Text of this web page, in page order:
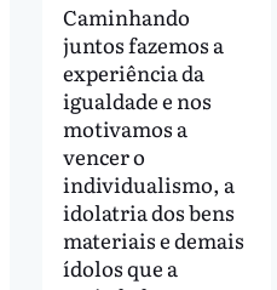
Caminhando
juntos fazemos a
experiência da
igualdade e nos
motivamos a
vencer o
individualismo, a
idolatria dos bens
materiais e demais
ídolos que a